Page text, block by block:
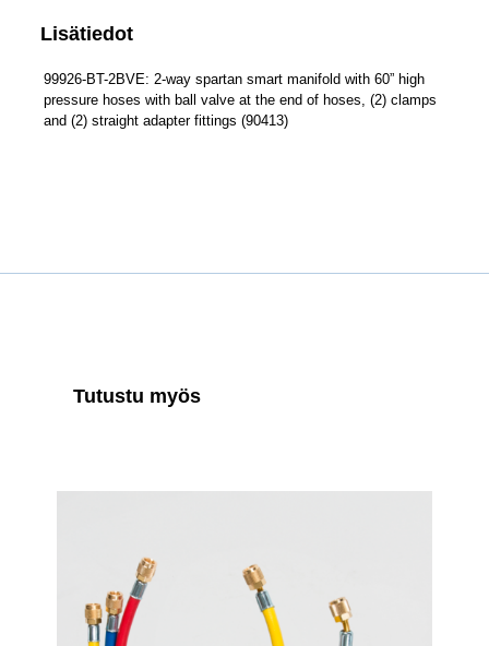
Lisätiedot
99926-BT-2BVE: 2-way spartan smart manifold with 60” high
pressure hoses with ball valve at the end of hoses, (2) clamps
and (2) straight adapter fittings (90413)
Tutustu myös